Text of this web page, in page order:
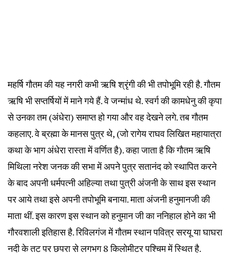
महर्षि गौतम की यह नगरी कभी ऋषि श्रृंगी की भी तपोभूमि रही है. गौतम
ऋषि भी सप्तर्षियों में माने गये हैं. वे जन्मांध थे. स्वर्ग की कामधेनु की कृपा
से उनका तम (अंधेरा) समाप्त हो गया और वह देखने लगे. तब गौतम
कहलाए. वे ब्रह्मा के मानस पुत्र थे, (जो रागेय राघव लिखित महायात्रा
कथा के भाग अंधेरा रास्ता में वर्णित है). कहा जाता है कि गौतम ऋषि
मिथिला नरेश जनक की सभा में अपने पुत्र सतानंद को स्थापित करने
के बाद अपनी धर्मपत्‍‌नी अहिल्या तथा पुत्री अंजनी के साथ इस स्थान
पर आये तथा इसे अपनी तपोभूमि बनाया. माता अंजनी हनुमानजी की
माता थीं. इस कारण इस स्थान को हनुमान जी का ननिहाल होने का भी
गौरवशाली इतिहास है. रिविलगंज में गौतम स्थान पवित्र सरयू या घाघरा
नदी के तट पर छपरा से लगभग 8 किलोमीटर पश्चिम में स्थित है.